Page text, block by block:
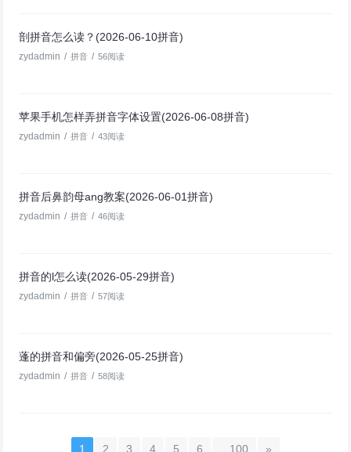
剖拼音怎么读？(2026-06-10拼音)
zydadmin / 拼音 / 56阅读
苹果手机怎样弄拼音字体设置(2026-06-08拼音)
zydadmin / 拼音 / 43阅读
拼音后鼻韵母ang教案(2026-06-01拼音)
zydadmin / 拼音 / 46阅读
拼音的l怎么读(2026-05-29拼音)
zydadmin / 拼音 / 57阅读
蓬的拼音和偏旁(2026-05-25拼音)
zydadmin / 拼音 / 58阅读
1 2 3 4 5 6 ...100 »